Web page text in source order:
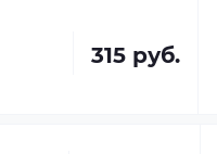
315 руб.